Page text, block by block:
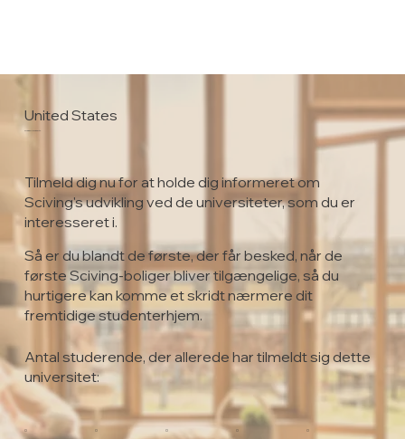
United States
Drexel University
Tilmeld dig nu for at holde dig informeret om
Sciving's udvikling ved de universiteter, som du er
interesseret i.
Så er du blandt de første, der får besked, når de
første Sciving-boliger bliver tilgængelige, så du
hurtigere kan komme et skridt nærmere dit
fremtidige studenterhjem.
Antal studerende, der allerede har tilmeldt sig dette
universitet:
0
0
0
0
0